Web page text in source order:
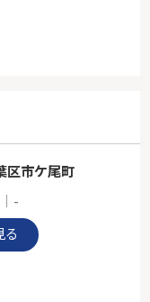
区市ケ尾町
-
る